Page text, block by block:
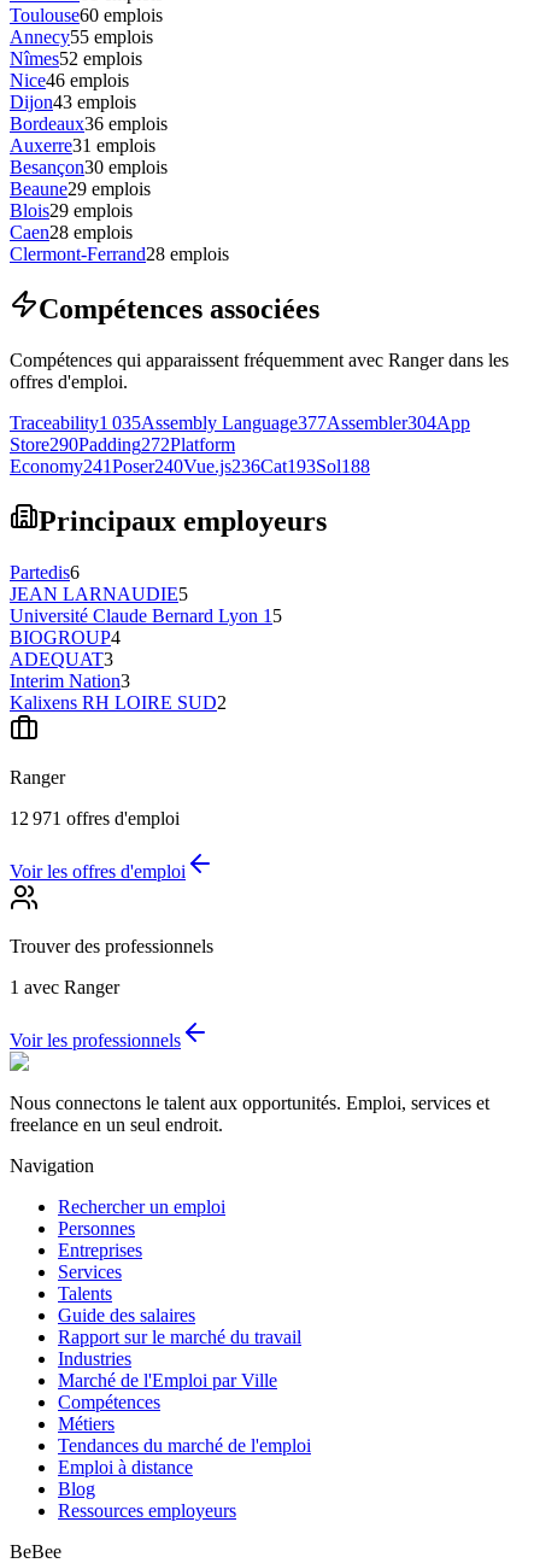
Toulouse60 emplois
Annecy55 emplois
Nîmes52 emplois
Nice46 emplois
Dijon43 emplois
Bordeaux36 emplois
Auxerre31 emplois
Besançon30 emplois
Beaune29 emplois
Blois29 emplois
Caen28 emplois
Clermont-Ferrand28 emplois
Compétences associées
Compétences qui apparaissent fréquemment avec Ranger dans les
offres d'emploi.
Traceability1 035Assembly Language377Assembler304App
Store290Padding272Platform
Economy241Poser240Vue.js236Cat193Sol188
Principaux employeurs
Partedis6
JEAN LARNAUDIE5
Université Claude Bernard Lyon 1 5
BIOGROUP4
ADEQUAT3
Interim Nation3
Kalixens RH LOIRE SUD2
Ranger
12 971 offres d'emploi
Voir les offres d'emploi
Trouver des professionnels
1 avec Ranger
Voir les professionnels
Nous connectons le talent aux opportunités. Emploi, services et
freelance en un seul endroit.
Navigation
Rechercher un emploi
Personnes
Entreprises
Services
Talents
Guide des salaires
Rapport sur le marché du travail
Industries
Marché de l'Emploi par Ville
Compétences
Métiers
Tendances du marché de l'emploi
Emploi à distance
Blog
Ressources employeurs
BeBee